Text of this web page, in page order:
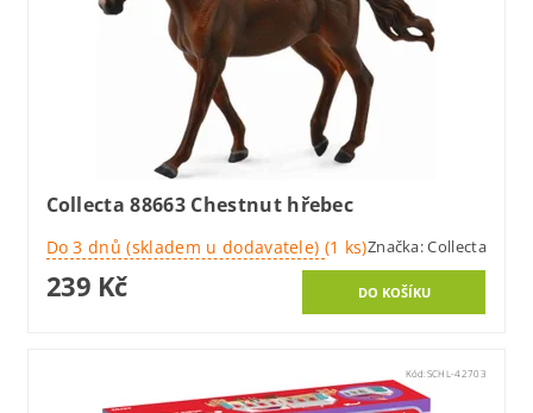
Collecta 88663 Chestnut hřebec
Do 3 dnů (skladem u dodavatele) (1 ks)Značka:Collecta
239 Kč
Kód: SCHL-42703